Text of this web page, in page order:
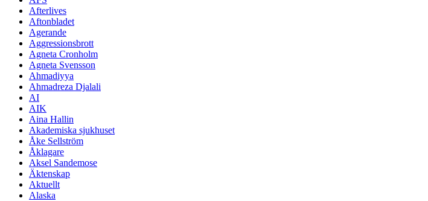
Afterlives
Aftonbladet
Agerande
Aggressionsbrott
Agneta Cronholm
Agneta Svensson
Ahmadiyya
Ahmadreza Djalali
AI
AIK
Aina Hallin
Akademiska sjukhuset
Åke Sellström
Åklagare
Aksel Sandemose
Äktenskap
Aktuellt
Alaska